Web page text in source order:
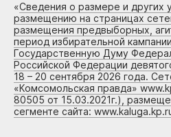
«Сведения о размере и других
размещению на страницах
размещения предвыборных,
период избирательной
Государственную Думу
Российской Федерации
18 – 20 сентября 2026 года.
«Комсомольская правда»
80505 от 15.03.2021г.),
сегменте сайта: